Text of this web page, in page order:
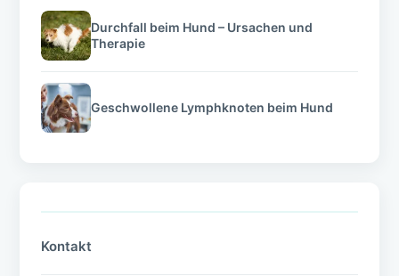
Durchfall beim Hund – Ursachen und
Therapie
Geschwollene Lymphknoten beim Hund
Kontakt